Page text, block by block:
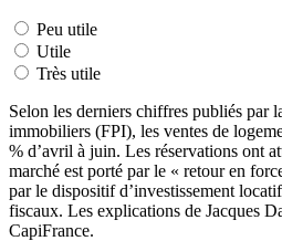
Peu utile
Utile
Très utile
Selon les derniers chiffres publiés par
immobiliers (FPI), les ventes de
% d’avril à juin. Les réservations ont
marché est porté par le « retour en
par le dispositif d’investissement
fiscaux. Les explications de Jacques
CapiFrance.